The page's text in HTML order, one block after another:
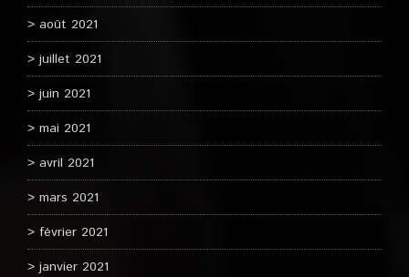
août 2021
juillet 2021
juin 2021
mai 2021
avril 2021
mars 2021
février 2021
janvier 2021